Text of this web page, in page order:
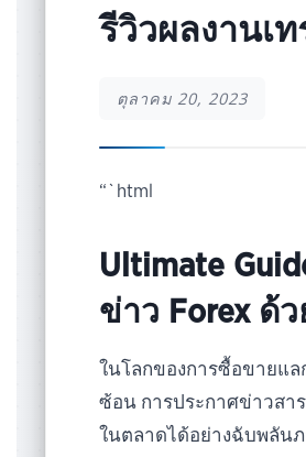
รีวิวผลงานเ
ตุลาคม 20, 2023
“`html
Ultimate
ข่าว Forex ด้
ในโลกของการซื้อขายแล
ซ้อน การประกาศข่าวสา
ในตลาดได้อย่างฉับพลัน